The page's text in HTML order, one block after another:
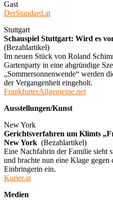
Gast
DerStandard.at
Stuttgart
Schauspiel Stuttgart: Wird es
(Bezahlartikel)
Im neuen Stück von Roland
Gartenparty in eine abgründige
„Sommersonnenwende“ werden
der Vergangenheit eingeholt.
FrankfurterAllgemeine.net
Ausstellungen/Kunst
New York
Gerichtsverfahren um Klimts
New York (Bezahlartikel)
Eine Nachfahrin der Familie sieht
und brachte nun eine Klage gegen
Einbringerin ein.
Kurier.at
Medien